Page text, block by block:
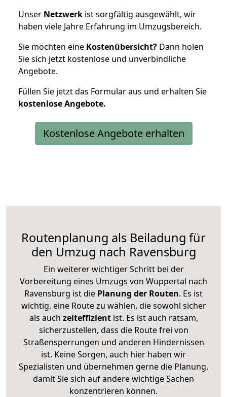
Unser Netzwerk ist sorgfältig ausgewählt, wir
haben viele Jahre Erfahrung im Umzugsbereich.
Sie möchten eine Kostenübersicht? Dann holen
Sie sich jetzt kostenlose und unverbindliche
Angebote.
Füllen Sie jetzt das Formular aus und erhalten Sie
kostenloseAngebote.
Kostenlose Angebote erhalten
Routenplanung als Beiladung für
den Umzug nach Ravensburg
Ein weiterer wichtiger Schritt bei der
Vorbereitung eines Umzugs von Wuppertal nach
Ravensburg ist die Planung der Routen. Es ist
wichtig, eine Route zu wählen, die sowohl sicher
als auch zeiteffizientist. Es ist auch ratsam,
sicherzustellen, dass die Route frei von
Straßensperrungen und anderen Hindernissen
ist. Keine Sorgen, auch hier haben wir
Spezialisten und übernehmen gerne die Planung,
damit Sie sich auf andere wichtige Sachen
konzentrieren können.